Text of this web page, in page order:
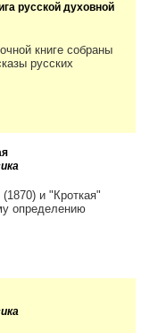
русской духовной
книге собраны
русских
и "Кроткая"
определению